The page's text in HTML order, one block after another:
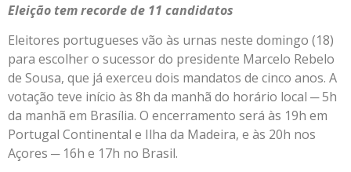
Eleição tem recorde de 11 candidatos
Eleitores portugueses vão às urnas neste domingo (18)
para escolher o sucessor do presidente Marcelo Rebelo
de Sousa, que já exerceu dois mandatos de cinco anos. A
votação teve início às 8h da manhã do horário local ─ 5h
da manhã em Brasília. O encerramento será às 19h em
Portugal Continental e Ilha da Madeira, e às 20h nos
Açores ─ 16h e 17h no Brasil.